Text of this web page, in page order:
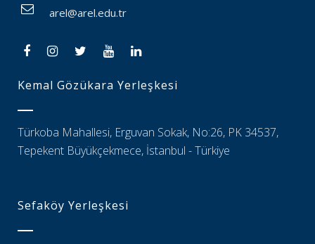
arel@arel.edu.tr
Kemal Gözükara Yerleşkesi
Türkoba Mahallesi, Erguvan Sokak, No:26, PK 34537,
Tepekent Büyükçekmece, İstanbul - Türkiye
Sefaköy Yerleşkesi